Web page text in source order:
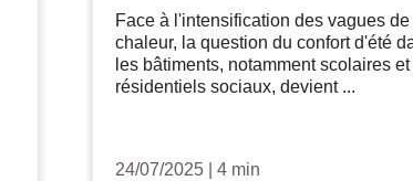
Face à l'intensification des vagues de
chaleur, la question du confort d'été
les bâtiments, notamment scolaires et
résidentiels sociaux, devient ...
24/07/2025 4 min